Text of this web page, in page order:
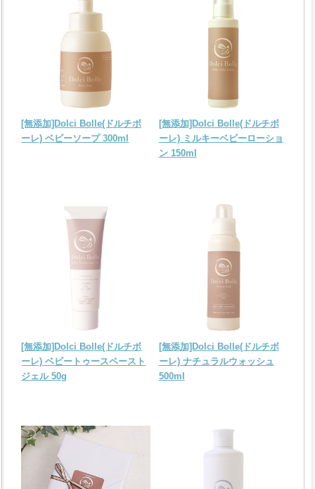
[無添加]Dolci Bolle(ドルチボ
ーレ) ベビーソープ 300ml
[無添加]Dolci Bolle(ドルチボ
ーレ) ミルキーベビーローショ
ン 150ml
[無添加]Dolci Bolle(ドルチボ
ーレ) ベビートゥースペースト
ジェル 50g
[無添加]Dolci Bolle(ドルチボ
ーレ) ナチュラルウォッシュ
500ml